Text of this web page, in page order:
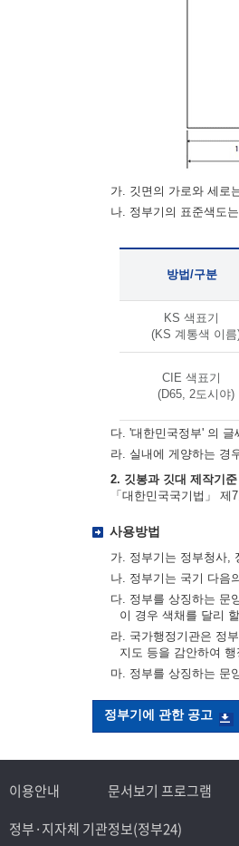
가. 깃면의 가로와 세로
나. 정부기의 표준색도
방법/구분
KS 색표기
(KS 계통색 이름
CIE 색표기
(D65, 2도시야)
다. '대한민국정부' 의 글
라. 실내에 게양하는 경
2. 깃봉과 깃대 제작기준
「대한민국국기법」
사용방법
가. 정부기는 정부청사,
나. 정부기는 국기 다음
다. 정부를 상징하는 문
이 경우 색채를 달리
라. 국가행정기관은 정
지도 등을 감안하여
마. 정부를 상징하는 문
정부기에 관한 공고
이용안내 문서보기 프로그램
정부·지자체 기관정보(정부24)